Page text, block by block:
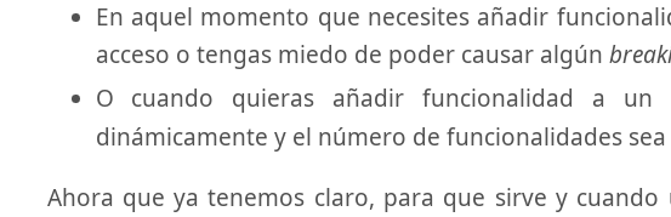
En aquel momento que necesites añadir
acceso o tengas miedo de poder causar algún
O cuando quieras añadir funcionalidad a un
dinámicamente y el número de funcionalidades
Ahora que ya tenemos claro, para que sirve y